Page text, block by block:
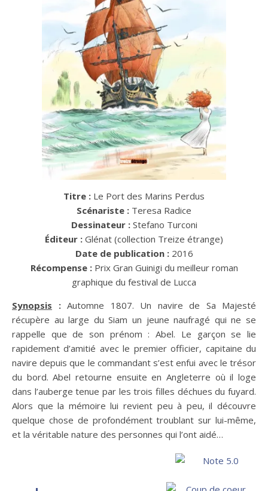
Titre : Le Port des Marins Perdus
Scénariste : Teresa Radice
Dessinateur : Stefano Turconi
Éditeur : Glénat (collection Treize étrange)
Date de publication : 2016
Récompense : Prix Gran Guinigi du meilleur roman
graphique du festival de Lucca
Synopsis : Automne 1807. Un navire de Sa Majesté
récupère au large du Siam un jeune naufragé qui ne se
rappelle que de son prénom : Abel. Le garçon se lie
rapidement d’amitié avec le premier officier, capitaine du
navire depuis que le commandant s’est enfui avec le trésor
du bord. Abel retourne ensuite en Angleterre où il loge
dans l’auberge tenue par les trois filles déchues du fuyard.
Alors que la mémoire lui revient peu à peu, il découvre
quelque chose de profondément troublant sur lui-même,
et la véritable nature des personnes qui l’ont aidé…